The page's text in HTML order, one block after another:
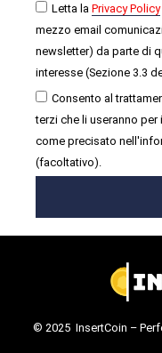
Letta la Privacy Policy
mezzo email
newsletter) da parte di
interesse (Sezione 3.3
Consento al
terzi che li useranno
come precisato
(facoltativo).
© 2025 InsertCoin –